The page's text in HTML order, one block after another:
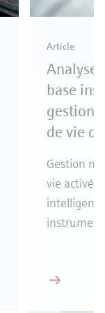
Article
Analyse
base
gestion
de vie
Gestion
vie